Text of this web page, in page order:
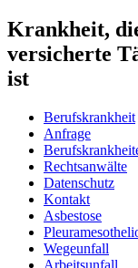
Krankheit,
versicherte
ist
Berufskrankheit
Anfrage
Rechtsanwälte
Datenschutz
Kontakt
Asbestose
Wegeunfall
Arbeitsunfall